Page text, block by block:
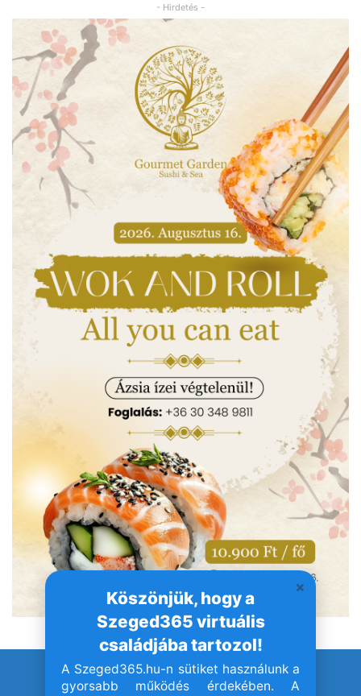
Köszönjük, hogy a
Szeged365 virtuális
családjába tartozol!
A Szeged365.hu-n sütiket használunk a
gyorsabb működés érdekében. A
- Hirdetés -
© Szeged365.hu I Minden jog fenntartva!